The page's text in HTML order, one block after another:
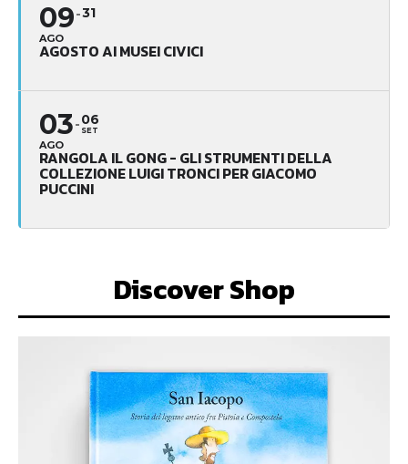
09
AGO
31
AGOSTO AI MUSEI CIVICI
03
AGO
06
SET
RANGOLA IL GONG - GLI STRUMENTI DELLA
COLLEZIONE LUIGI TRONCI PER GIACOMO
PUCCINI
Discover Shop